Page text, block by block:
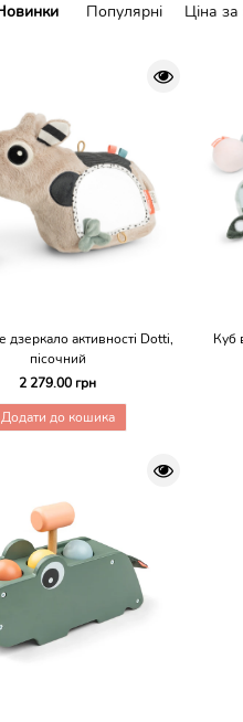
Популярні Ціна
дзеркало активності Dotti,
пісочний
2 279.00 грн
Додати до кошика
Куб